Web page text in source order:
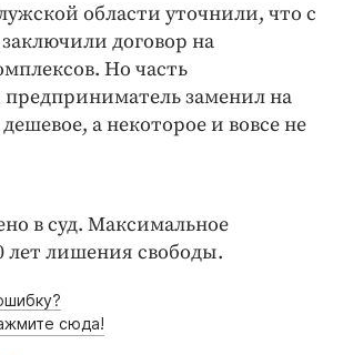
области уточнили, что с
договор на
Но часть
предприниматель заменил на
а некоторое и вовсе не
в суд. Максимальное
лет лишения свободы.
сюда!